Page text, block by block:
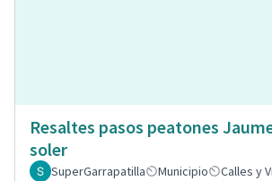
Resaltes pasos peatones
soler
SuperGarrapatilla Municipio Calles y